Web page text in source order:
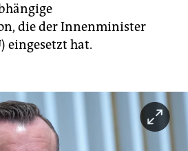
die der Innenminister
eingesetzt hat.